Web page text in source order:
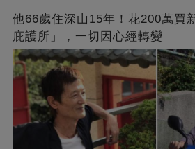
他66歲住深山15年！花200萬買
庇護所」，一切因心經轉變